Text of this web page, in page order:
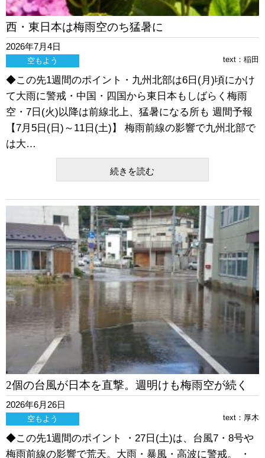
西・東日本は梅雨空のち猛暑に
2026年7月4日
空もよう text： 稲田
◆この先1週間のポイント・九州北部は6日(月)頃にかけ
て大雨に警戒・中国・四国から東日本もしばらく梅雨
空・7日(火)以降は前線北上、猛暑になる所も 週間予報
【7月5日(日)～11日(土)】 梅雨前線の影響で九州北部で
は大…
続きを読む
2個の台風が日本を直撃。週明けも梅雨空が続く
2026年6月26日
空もよう text： 厚木
◆この先1週間のポイント ・27日(土)は、台風7・8号や
梅雨前線の影響で荒天。大雨・暴風・高波に警戒。 ・